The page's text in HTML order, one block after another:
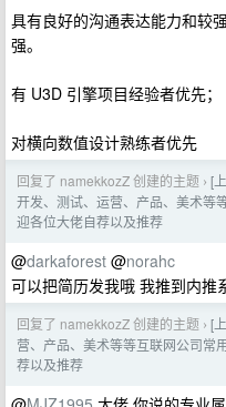
具有良好的沟通表达能力和较
强。
有 U3D 引擎项目经验者优先；
对横向数值设计熟练者优先
回复了 namekkozZ 创建的主题 › [
开发、测试、运营、产品、美术等
迎各位大佬自荐以及推荐
@darkaforest @norahc
可以把简历发我哦 我推到内推
回复了 namekkozZ 创建的主题 › [
营、产品、美术等等互联网公司常
荐以及推荐